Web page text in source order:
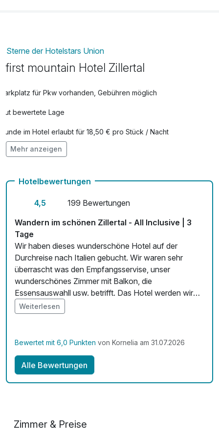
Sterne der Hotelstars Union
first mountain Hotel Zillertal
Parkplatz für Pkw vorhanden, Gebühren möglich
Gut bewertete Lage
Hunde im Hotel erlaubt für 18,50 € pro Stück / Nacht
Auch vegetarische Speisen
Mehr anzeigen
Hotelbewertungen
4,5
199 Bewertungen
Wandern im schönen Zillertal - All Inclusive | 3
Tage
Wir haben dieses wunderschöne Hotel auf der
Durchreise nach Italien gebucht. Wir waren sehr
überrascht was den Empfangsservise, unser
wunderschönes Zimmer mit Balkon, die
Essensauswahll usw. betrifft. Das Hotel werden wir
auf unserer Rückreise wieder Buchen und es auch
unseren Freunden empfehlen. Wir haben uns hier sehr
Urlaubstage
Weiterlesen
Bewertet mit 6,0 Punkten von Kornelia am 31.07.2026
Alle Bewertungen
Zimmer & Preise